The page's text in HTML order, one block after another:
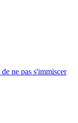
ne pas s'immiscer